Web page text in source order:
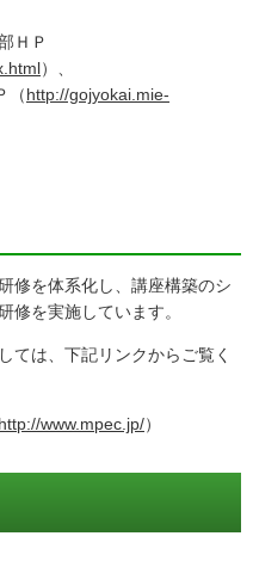
ＨＰ
）、
（http://gojyokai.mie-
修を体系化し、講座構築のシ
修を実施しています。
ては、下記リンクからご覧く
http://www.mpec.jp/）